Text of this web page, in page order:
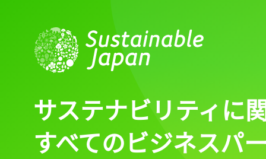
サステナビリティに
すべてのビジネスパ